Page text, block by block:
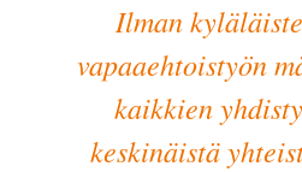
Ilman
vapaaehtoistyön
kaikkien
keskinäistä